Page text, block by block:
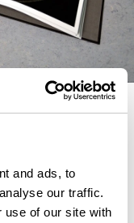
and ads, to
our traffic.
use of our site with